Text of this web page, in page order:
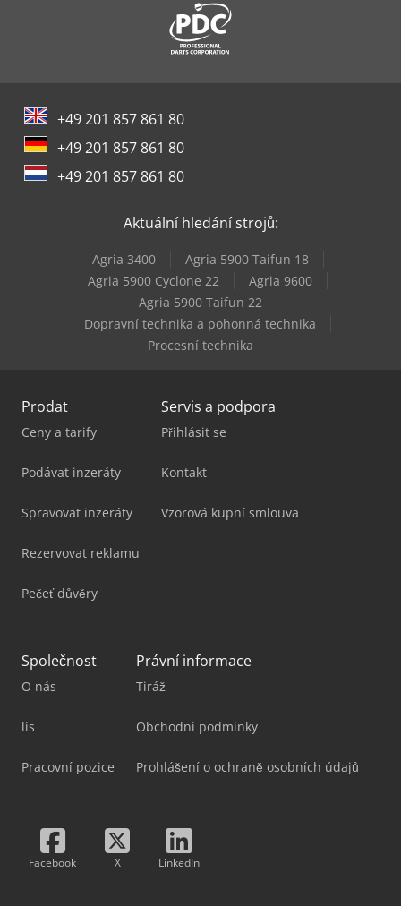
Linde H60D
Linde H60T
Linde L10B
+49 201 857 861 80
+49 201 857 861 80
+49 201 857 861 80
Aktuální hledání strojů:
Agria 3400
Agria 5900 Taifun 18
Agria 5900 Cyclone 22
Agria 9600
Agria 5900 Taifun 22
Dopravní technika a pohonná technika
Procesní technika
Prodat
Ceny a tarify
Podávat inzeráty
Spravovat inzeráty
Rezervovat reklamu
Pečeť důvěry
Servis a podpora
Přihlásit se
Kontakt
Vzorová kupní smlouva
Společnost
O nás
lis
Pracovní pozice
Právní informace
Tiráž
Obchodní podmínky
Prohlášení o ochraně osobních údajů
Facebook X LinkedIn